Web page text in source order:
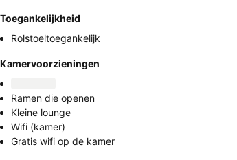
Toegankelijkheid
Rolstoeltoegankelijk
Kamervoorzieningen
Ramen die openen
Kleine lounge
Wifi (kamer)
Gratis wifi op de kamer